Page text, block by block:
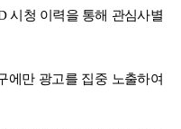
시청 이력을 통해 관심사별
에만 광고를 집중 노출하여